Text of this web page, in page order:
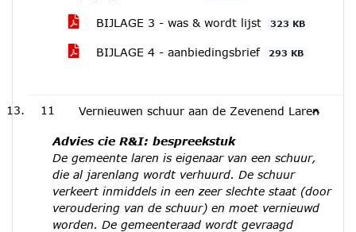
BIJLAGE 3 - was & wordt lijst 323 KB
BIJLAGE 4 - aanbiedingsbrief 293 KB
11 Vernieuwen schuur aan de Zevenend Laren
Advies cie R&I: bespreekstuk
De gemeente laren is eigenaar van een schuur,
die al jarenlang wordt verhuurd. De schuur
verkeert inmiddels in een zeer slechte staat (door
veroudering van de schuur) en moet vernieuwd
worden. De gemeenteraad wordt gevraagd